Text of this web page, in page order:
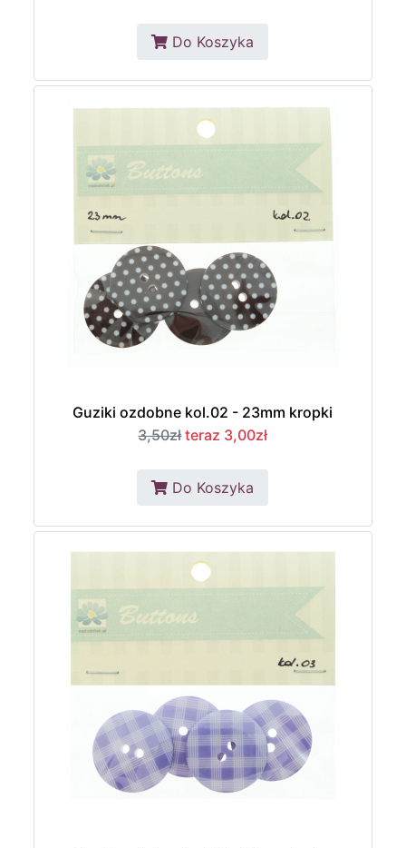
Do Koszyka
Guziki ozdobne kol.02 - 23mm kropki
3,50zł teraz 3,00zł
Do Koszyka